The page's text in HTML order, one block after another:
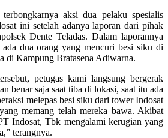
aksi dua pelaku spesialis
ini setelah adanya laporan dari pihak
Dente Teladas. Dalam laporannya
ada dua orang yang mencuri besi siku di
di Kampung Bratasena Adiwarna.
petugas kami langsung bergerak
benar saja saat tiba di lokasi, saat itu ada
melepas besi siku dari tower Indosat
memang telah mereka bawa. Akibat
Indosat, Tbk mengalami kerugian yang
terangnya.